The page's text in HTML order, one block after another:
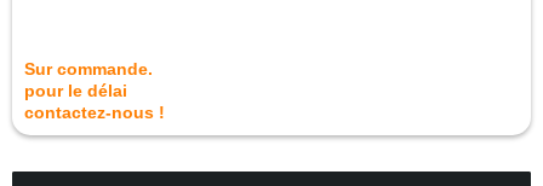
Sur commande.
pour le délai
contactez-nous !